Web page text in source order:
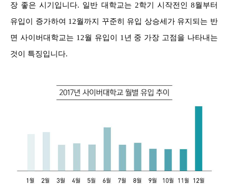
장 좋은 시기입니다. 일반 대학교는 2학기 시작전인 8월부터
유입이 증가하여 12월까지 꾸준히 유입 상승세가 유지되는 반
면 사이버대학교는 12월 유입이 1년 중 가장 고점을 나타내는
것이 특징입니다.